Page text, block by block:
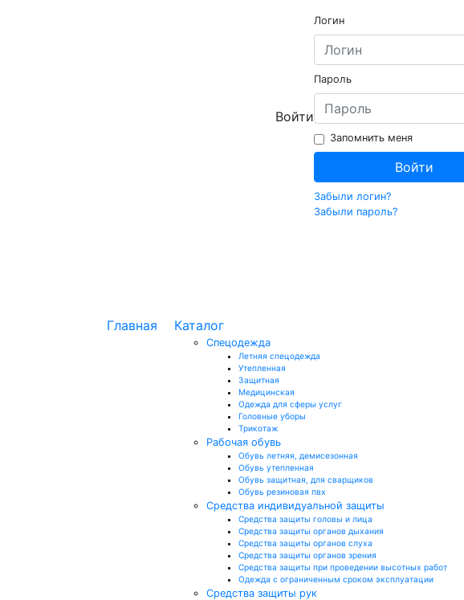
Войти
Логин
Пароль
Запомнить меня
Войти
Забыли логин?
Забыли пароль?
Главная Каталог
Спецодежда
Летняя спецодежда
Утепленная
Защитная
Медицинская
Одежда для сферы услуг
Головные уборы
Трикотаж
Рабочая обувь
Обувь летняя, демисезонная
Обувь утепленная
Обувь защитная, для сварщиков
Обувь резиновая пвх
Средства индивидуальной защиты
Средства защиты головы и лица
Средства защиты органов дыхания
Средства защиты органов слуха
Средства защиты органов зрения
Средства защиты при проведении высотных работ
Одежда с ограниченным сроком эксплуатации
Средства защиты рук